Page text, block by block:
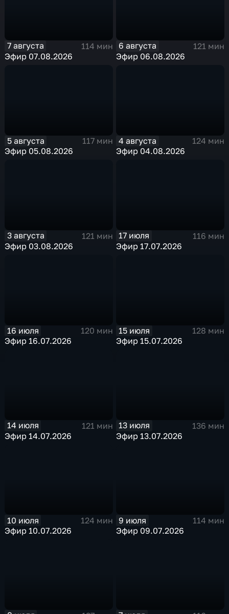
7 августа
114 мин
Эфир 07.08.2026
6 августа
121 мин
Эфир 06.08.2026
5 августа
117 мин
Эфир 05.08.2026
4 августа
124 мин
Эфир 04.08.2026
3 августа
121 мин
Эфир 03.08.2026
17 июля
116 мин
Эфир 17.07.2026
16 июля
120 мин
Эфир 16.07.2026
15 июля
128 мин
Эфир 15.07.2026
14 июля
121 мин
Эфир 14.07.2026
13 июля
136 мин
Эфир 13.07.2026
10 июля
124 мин
Эфир 10.07.2026
9 июля
114 мин
Эфир 09.07.2026